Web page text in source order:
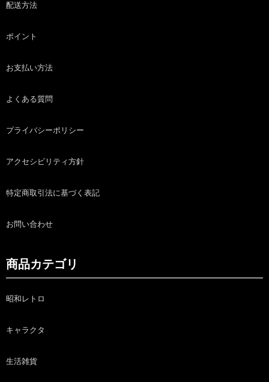
配送方法
ポイント
お支払い方法
よくある質問
プライバシーポリシー
アクセシビリティ方針
特定商取引法に基づく表記
お問い合わせ
商品カテゴリ
昭和レトロ
キャラクタ
生活雑貨